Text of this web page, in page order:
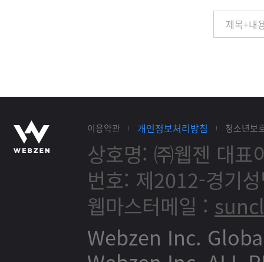
이용약관 개인정보처리방침 청소년보
상호명: ㈜웹젠 대표
번호: 제2012-경기
웹마스터메일 :
Webzen Inc.